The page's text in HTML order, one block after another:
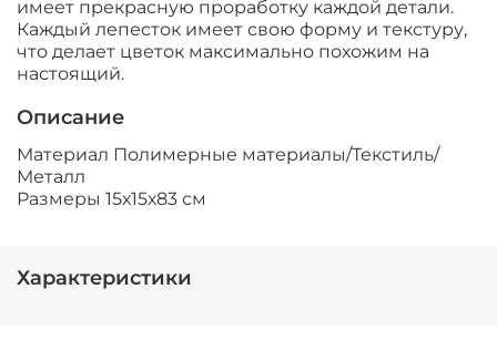
имеет прекрасную проработку каждой детали.
Каждый лепесток имеет свою форму и текстуру,
что делает цветок максимально похожим на
настоящий.
Описание
Материал Полимерные материалы/Текстиль/
Металл
Размеры 15х15х83 см
Характеристики